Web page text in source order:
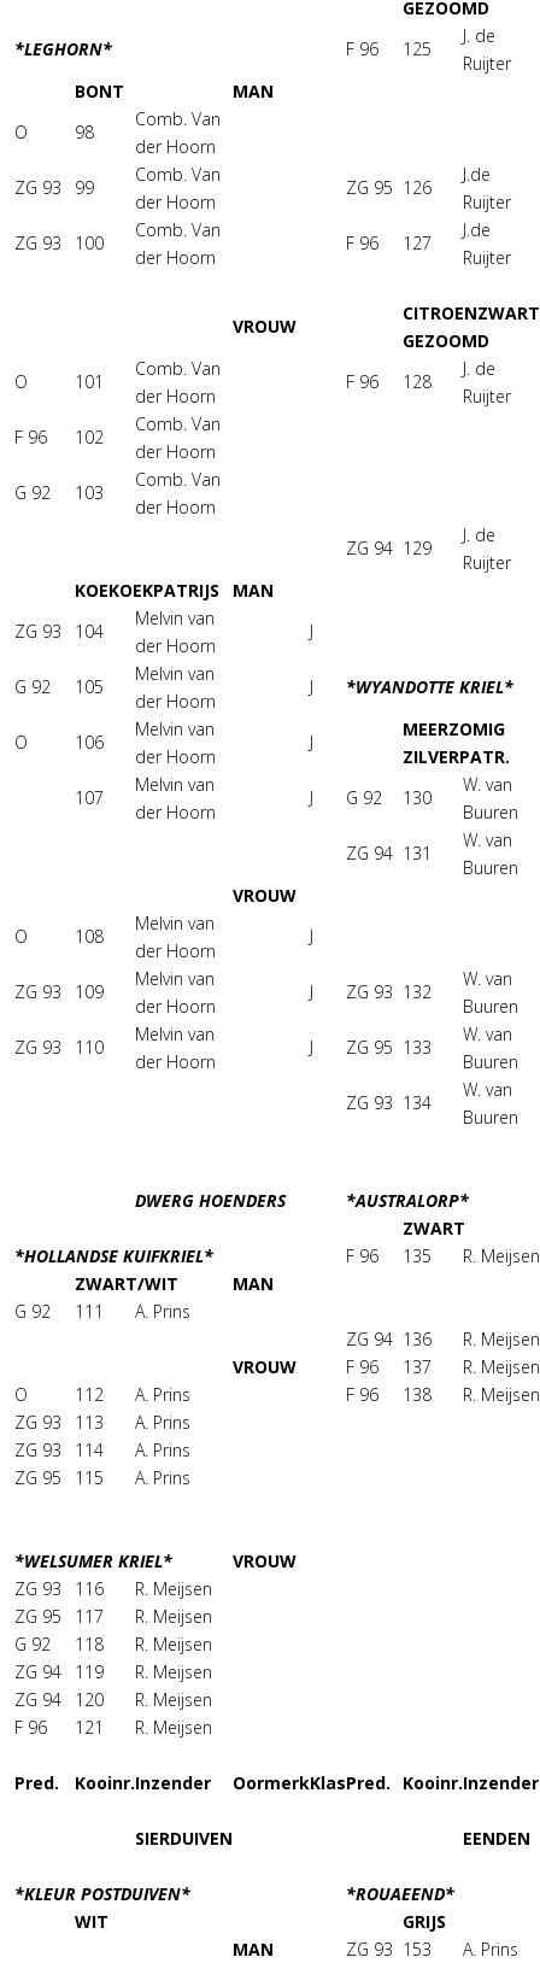
GEZOOMD
*LEGHORN*
F 96 125
J. de
Ruijter
BONT
MAN
O
98
Comb. Van
der Hoorn
ZG 93
99
Comb. Van
der Hoorn
ZG 95 126
J.de
Ruijter
ZG 93
100
Comb. Van
der Hoorn
F 96 127
J.de
Ruijter
VROUW
CITROENZWART
GEZOOMD
O
101
Comb. Van
der Hoorn
F 96 128
J. de
Ruijter
F 96
102
Comb. Van
der Hoorn
G 92
103
Comb. Van
der Hoorn
ZG 94 129
J. de
Ruijter
KOEKOEKPATRIJS
MAN
ZG 93
104
Melvin van
der Hoorn
J
G 92 105
Melvin van
der Hoorn
J *WYANDOTTE KRIEL*
O 106
Melvin van
der Hoorn
J
MEERZOMIG
ZILVERPATR.
107
Melvin van
der Hoorn
J G 92 130
W. van
Buuren
ZG 94 131
W. van
Buuren
VROUW
O
108
Melvin van
der Hoorn
J
ZG 93 109
Melvin van
der Hoorn
J ZG 93 132
W. van
Buuren
ZG 93
110
Melvin van
der Hoorn
J ZG 95 133
W. van
Buuren
ZG 93 134
W. van
Buuren
DWERG HOENDERS
*AUSTRALORP*
ZWART
*HOLLANDSE KUIFKRIEL*
F 96 135
R. Meijsen
ZWART/WIT
MAN
G 92
111
A. Prins
ZG 94 136
R. Meijsen
VROUW
F 96 137
R. Meijsen
O
112 A. Prins F 96 138
R. Meijsen
ZG 93
113
A. Prins
ZG 93
114
A. Prins
ZG 95
115 A. Prins
*WELSUMER KRIEL*
VROUW
ZG 93
116
R. Meijsen
ZG 95
117
R. Meijsen
G 92
118
R. Meijsen
ZG 94
119
R. Meijsen
ZG 94
120
R. Meijsen
F 96
121 R. Meijsen
Pred. Kooinr.Inzender OormerkKlasPred. Kooinr.Inzender
SIERDUIVEN EENDEN
*KLEUR POSTDUIVEN*
*ROUAEEND*
WIT
GRIJS
MAN
ZG 93 153
A. Prins